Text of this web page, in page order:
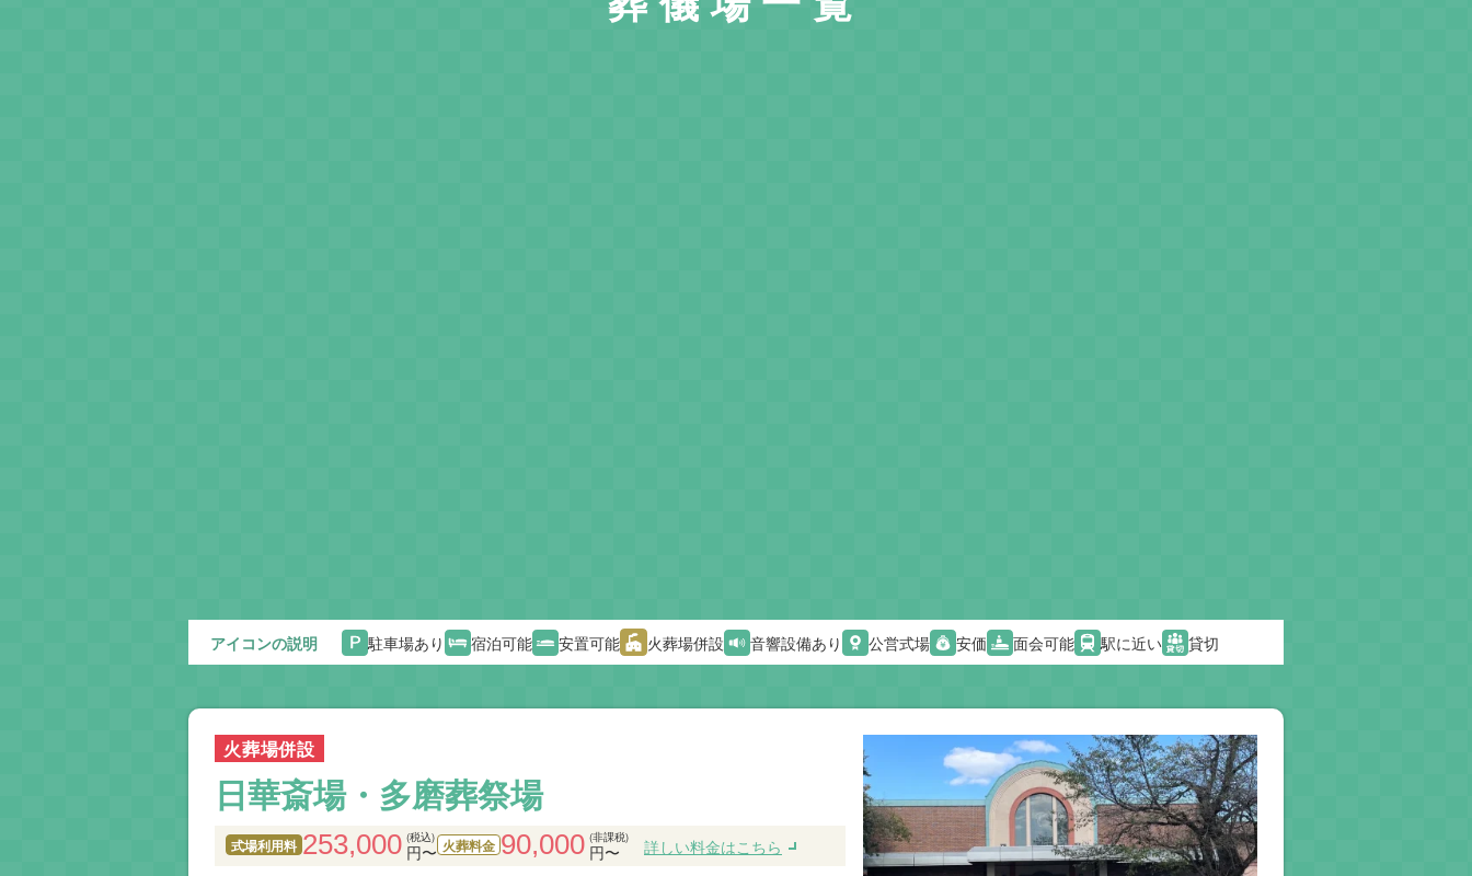
アイコンの説明 駐車場あり 宿泊可能 安置可能 火葬場併設 音響設備あり 公営式場 安価 面会可能 駅に近い 貸切
火葬場併設
日華斎場・多磨葬祭場
式場利用料 (税込)
253,000 円〜 火葬料金 (非課税)
90,000 円〜 詳しい料金はこちら